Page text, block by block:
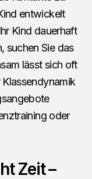
entwickelt
Kind dauerhaft
suchen Sie das
lässt sich oft
oder
Zeit –